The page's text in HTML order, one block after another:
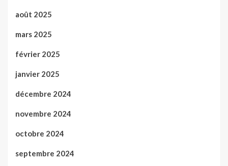
août 2025
mars 2025
février 2025
janvier 2025
décembre 2024
novembre 2024
octobre 2024
septembre 2024